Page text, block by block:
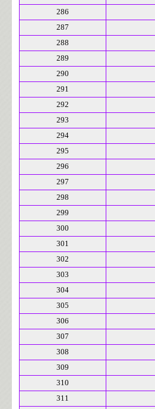
286
287
288
289
290
291
292
293
294
295
296
297
298
299
300
301
302
303
304
305
306
307
308
309
310
311